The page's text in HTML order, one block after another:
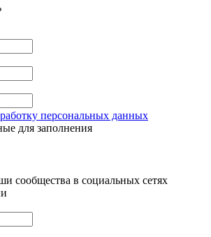
персональных данных
для заполнения
сообщества в социальных сетях